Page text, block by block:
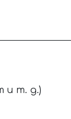
и т. д.)